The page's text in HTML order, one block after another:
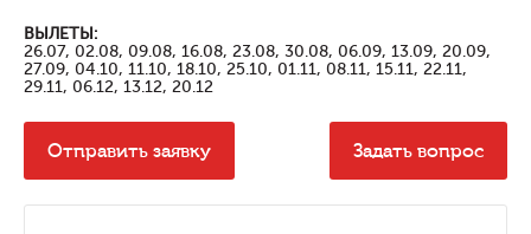
ВЫЛЕТЫ:
26.07, 02.08, 09.08, 16.08, 23.08, 30.08, 06.09, 13.09, 20.09,
27.09, 04.10, 11.10, 18.10, 25.10, 01.11, 08.11, 15.11, 22.11,
29.11, 06.12, 13.12, 20.12
Отправить заявку Задать вопрос